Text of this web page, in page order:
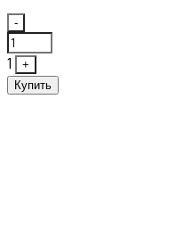
Quantity
-
1
+
Купить